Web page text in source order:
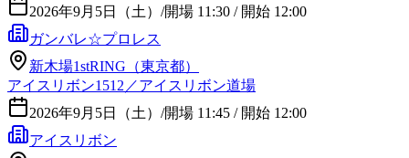
2026年9月5日（土） /開場 11:30 / 開始 12:00
ガンバレ☆プロレス
新木場1stRING（東京都）
アイスリボン1512／アイスリボン道場
2026年9月5日（土） /開場 11:45 / 開始 12:00
アイスリボン